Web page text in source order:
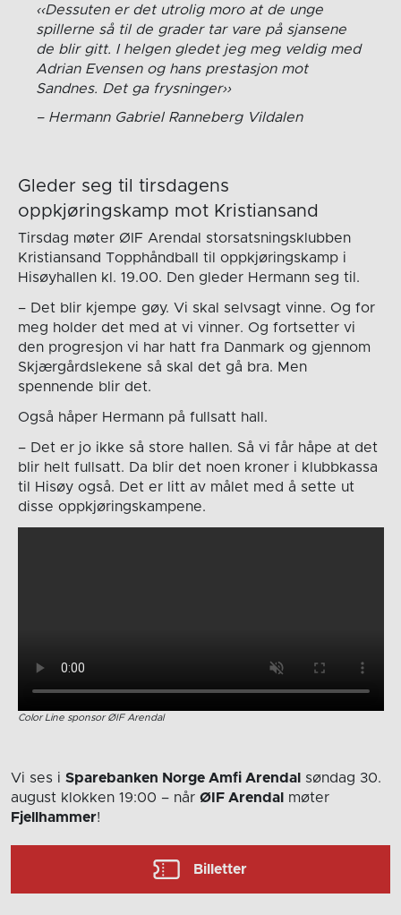
Dessuten er det utrolig moro at de unge
spillerne så til de grader tar vare på sjansene
de blir gitt. I helgen gledet jeg meg veldig med
Adrian Evensen og hans prestasjon mot
Sandnes. Det ga frysninger
Hermann Gabriel Ranneberg Vildalen
Gleder seg til tirsdagens
oppkjøringskamp mot Kristiansand
Tirsdag møter ØIF Arendal storsatsningsklubben
Kristiansand Topphåndball til oppkjøringskamp i
Hisøyhallen kl. 19.00. Den gleder Hermann seg til.
– Det blir kjempe gøy. Vi skal selvsagt vinne. Og for
meg holder det med at vi vinner. Og fortsetter vi
den progresjon vi har hatt fra Danmark og gjennom
Skjærgårdslekene så skal det gå bra. Men
spennende blir det.
Også håper Hermann på fullsatt hall.
– Det er jo ikke så store hallen. Så vi får håpe at det
blir helt fullsatt. Da blir det noen kroner i klubbkassa
til Hisøy også. Det er litt av målet med å sette ut
disse oppkjøringskampene.
Color Line sponsor ØIF Arendal
Vi ses i Sparebanken Norge Amfi Arendal
søndag 30.
august klokken 19:00 – når ØIF Arendal
møter
Fjellhammer!
Billetter